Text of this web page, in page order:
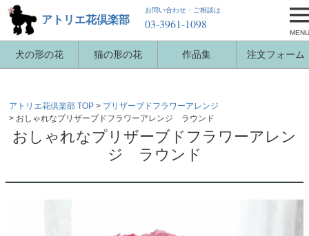
犬の形の花 猫の形の花 作品集 注文フォーム
アトリエ花倶楽部
お問い合わせ・ご相談は
03-3961-1098
MENU
アトリエ花倶楽部 TOP
プリザーブドフラワーアレンジ
おしゃれなプリザーブドフラワーアレンジ ラウンド
おしゃれなプリザーブドフラワーアレン
ジ ラウンド